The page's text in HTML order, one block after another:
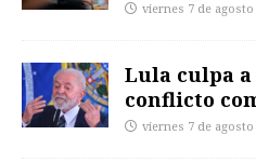
viernes 7 de agosto
Lula culpa
conflicto
viernes 7 de agosto